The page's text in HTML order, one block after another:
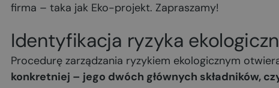
firma – taka jak Eko-projekt. Zapraszamy!
Identyfikacja ryzyka
Procedurę zarządzania ryzykiem ekologicznym
konkretniej – jego dwóch głównych składników,